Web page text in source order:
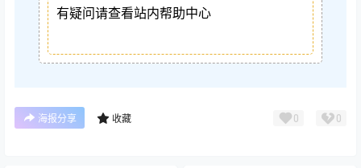
有疑问请查看站内帮助中心
海报分享 收藏 0 0